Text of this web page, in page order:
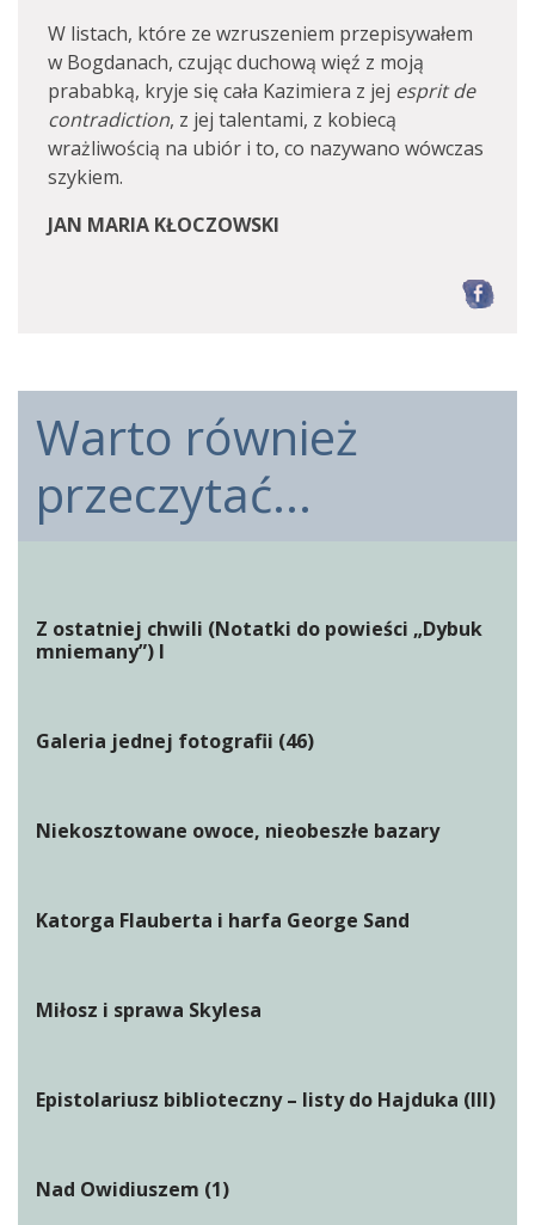
W listach, które ze wzruszeniem przepisywałem
w Bogdanach, czując duchową więź z moją
prababką, kryje się cała Kazimiera z jej esprit de
contradiction, z jej talentami, z kobiecą
wrażliwością na ubiór i to, co nazywano wówczas
szykiem.
JAN MARIA KŁOCZOWSKI
Warto również
przeczytać...
Z ostatniej chwili (Notatki do powieści „Dybuk
mniemany”) I
Galeria jednej fotografii (46)
Niekosztowane owoce, nieobeszłe bazary
Katorga Flauberta i harfa George Sand
Miłosz i sprawa Skylesa
Epistolariusz biblioteczny – listy do Hajduka (III)
Nad Owidiuszem (1)